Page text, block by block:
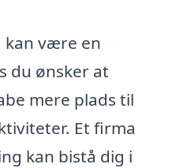
kan være en
du ønsker at
mere plads til
Et firma
kan bistå dig i